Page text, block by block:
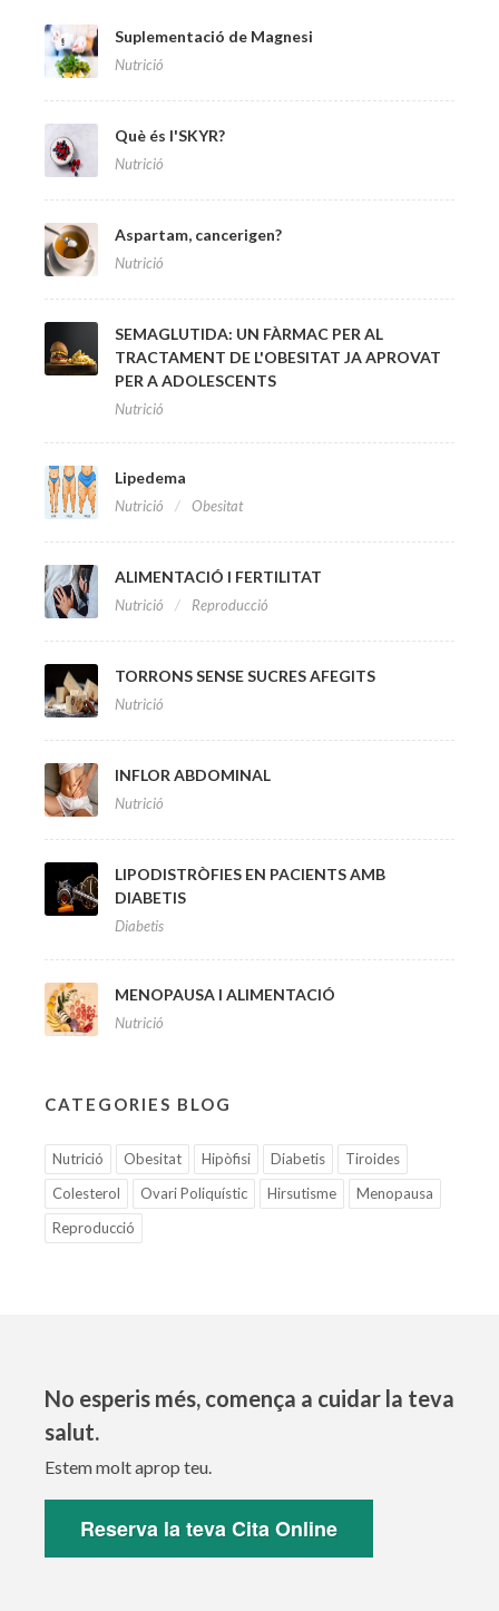
Suplementació de Magnesi
Nutrició
Què és l'SKYR?
Nutrició
Aspartam, cancerigen?
Nutrició
SEMAGLUTIDA: UN FÀRMAC PER AL
TRACTAMENT DE L'OBESITAT JA APROVAT
PER A ADOLESCENTS
Nutrició
Lipedema
Nutrició Obesitat
ALIMENTACIÓ I FERTILITAT
Nutrició Reproducció
TORRONS SENSE SUCRES AFEGITS
Nutrició
INFLOR ABDOMINAL
Nutrició
LIPODISTRÒFIES EN PACIENTS AMB
DIABETIS
Diabetis
MENOPAUSA I ALIMENTACIÓ
Nutrició
CATEGORIES BLOG
Nutrició Obesitat Hipòfisi Diabetis
Tiroides
Colesterol
Ovari Poliquístic Hirsutisme
Menopausa
Reproducció
No esperis més, comença a cuidar la teva
salut.
Estem molt aprop teu.
Reserva la teva Cita Online